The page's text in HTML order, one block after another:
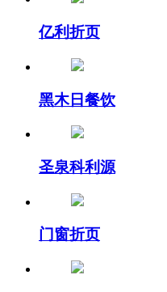
亿利折页
黑木日餐饮
圣泉科利源
门窗折页